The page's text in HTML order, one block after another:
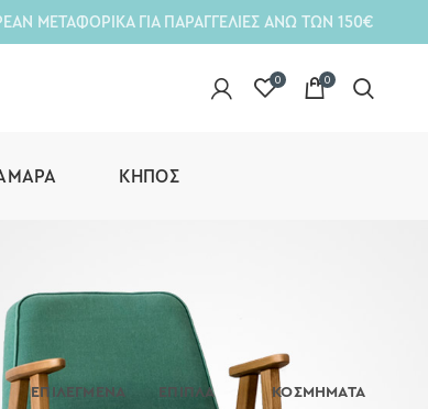
ΜΕΤΑΦΟΡΙΚΑ ΓΙΑ ΠΑΡΑΓΓΕΛΙΕΣ ΑΝΩ ΤΩΝ 150€
0 0
ΚΉΠΟΣ
ΕΠΙΛΕΓΜΕΝΑ ΕΠΙΠΛΑ ΚΟΣΜΗΜΑΤΑ